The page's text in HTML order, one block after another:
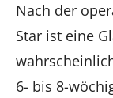
Nach der
Star ist eine
6- bis 8-